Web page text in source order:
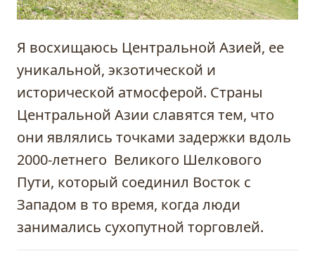
Я восхищаюсь Центральной Азией, ее
уникальной, экзотической и
исторической атмосферой. Страны
Центральной Азии славятся тем, что
они являлись точками задержки вдоль
2000-летнего Великого Шелкового
Пути, который соединил Восток с
Западом в то время, когда люди
занимались сухопутной торговлей.